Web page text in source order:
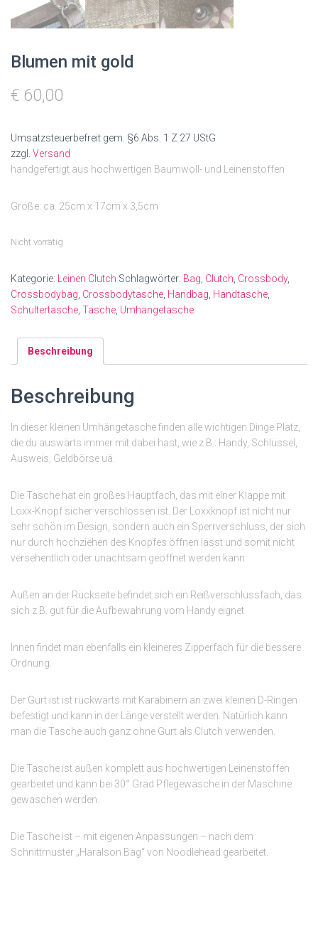
Blumen mit gold
€ 60,00
Umsatzsteuerbefreit gem. §6 Abs. 1 Z 27 UStG
zzgl. Versand
handgefertigt aus hochwertigen Baumwoll- und Leinenstoffen
Größe: ca. 25cm x 17cm x 3,5cm
Nicht vorrätig
Kategorie: Leinen Clutch Schlagwörter: Bag Clutch Crossbody,
Crossbodybag Crossbodytasche Handbag Handtasche
Schultertasche Tasche Umhängetasche
Beschreibung
Beschreibung
In dieser kleinen Umhängetasche finden alle wichtigen Dinge Platz,
die du auswärts immer mit dabei hast, wie z.B.: Handy, Schlüssel,
Ausweis, Geldbörse uä.
Die Tasche hat ein großes Hauptfach, das mit einer Klappe mit
Loxx-Knopf sicher verschlossen ist. Der Loxxknopf ist nicht nur
sehr schön im Design, sondern auch ein Sperrverschluss, der sich
nur durch hochziehen des Knopfes öffnen lässt und somit nicht
versehentlich oder unachtsam geöffnet werden kann.
Außen an der Rückseite befindet sich ein Reißverschlussfach, das
sich z.B. gut für die Aufbewahrung vom Handy eignet.
Innen findet man ebenfalls ein kleineres Zipperfach für die bessere
Ordnung.
Der Gurt ist ist rückwärts mit Karabinern an zwei kleinen D-Ringen
befestigt und kann in der Länge verstellt werden. Natürlich kann
man die Tasche auch ganz ohne Gurt als Clutch verwenden.
Die Tasche ist außen komplett aus hochwertigen Leinenstoffen
gearbeitet und kann bei 30° Grad Pflegewäsche in der Maschine
gewaschen werden.
Die Tasche ist – mit eigenen Anpassungen – nach dem
Schnittmuster „Haralson Bag“ von Noodlehead gearbeitet.